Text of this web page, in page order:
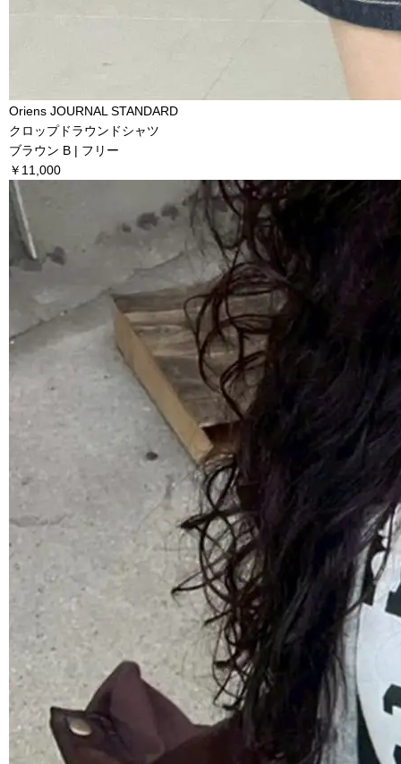
Oriens JOURNAL STANDARD
クロップドラウンドシャツ
ブラウン B | フリー
￥11,000